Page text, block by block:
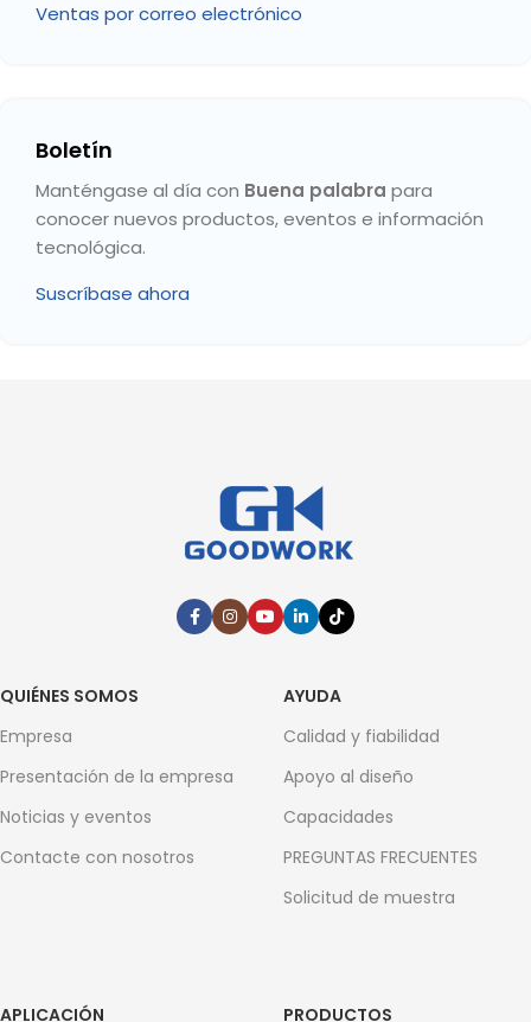
Ventas por correo electrónico
Boletín
Manténgase al día con Buena palabra para
conocer nuevos productos, eventos e información
tecnológica.
Suscríbase ahora
QUIÉNES SOMOS
Empresa
Presentación de la empresa
Noticias y eventos
Contacte con nosotros
AYUDA
Calidad y fiabilidad
Apoyo al diseño
Capacidades
PREGUNTAS FRECUENTES
Solicitud de muestra
APLICACIÓN PRODUCTOS